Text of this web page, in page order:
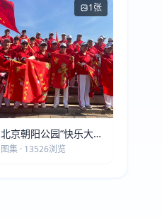
1张
北京朝阳公园“快乐大本
营”建党105周年庆祝活
图集 · 13526浏览